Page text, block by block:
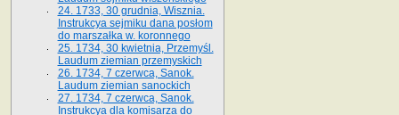
24. 1733, 30 grudnia, Wisznia.
Instrukcya sejmiku dana posłom
do marszałka w. koronnego
25. 1734, 30 kwietnia, Przemyśl.
Laudum ziemian przemyskich
26. 1734, 7 czerwca, Sanok.
Laudum ziemian sanockich
27. 1734, 7 czerwca, Sanok.
Instrukcya dla komisarza do